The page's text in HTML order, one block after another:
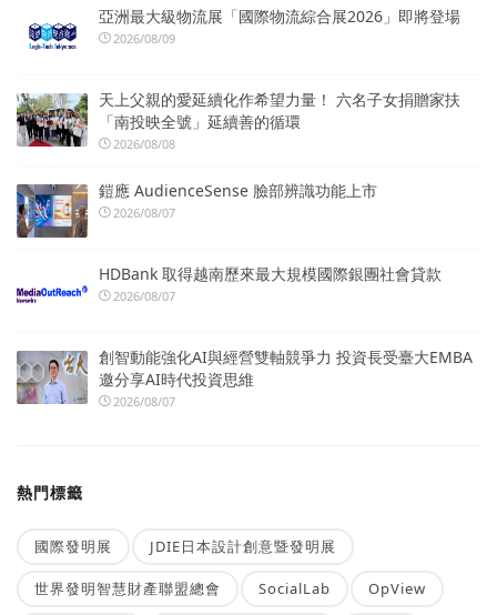
亞洲最大級物流展「國際物流綜合展2026」即將登場
2026/08/09
天上父親的愛延續化作希望力量！ 六名子女捐贈家扶
「南投映全號」延續善的循環
2026/08/08
鎧應 AudienceSense 臉部辨識功能上市
2026/08/07
HDBank 取得越南歷來最大規模國際銀團社會貸款
2026/08/07
創智動能強化AI與經營雙軸競爭力 投資長受臺大EMBA
邀分享AI時代投資思維
2026/08/07
熱門標籤
國際發明展 JDIE日本設計創意暨發明展
世界發明智慧財產聯盟總會 SocialLab OpView